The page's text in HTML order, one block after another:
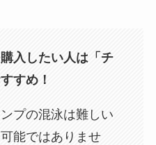
入したい人は「チ
すめ！
プの混泳は難しい
能ではありませ